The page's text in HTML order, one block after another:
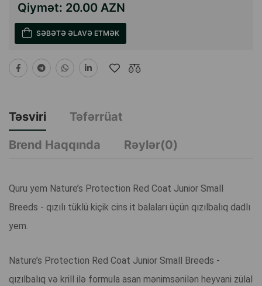
Qiymət: 20.00 AZN
SƏBƏTƏ ƏLAVƏ ETMƏK
Təsviri
Təfərrüat
Brend Haqqında
Rəylər(0)
Quru yem Nature’s Protection Red Coat Junior Small
Breeds - qızılı tüklü kiçik cins it balaları üçün qızılbalıq dadlı
yem.
Nature’s Protection Red Coat Junior Small Breeds -
qızılbalıq və krill ilə formula asan mənimsənilən heyvani zülal